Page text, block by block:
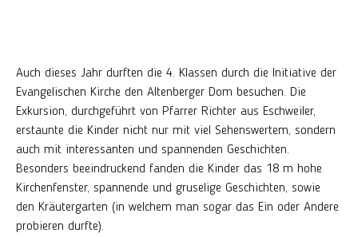
Auch dieses Jahr durften die 4. Klassen durch die Initiative der
Evangelischen Kirche den Altenberger Dom besuchen. Die
Exkursion, durchgeführt von Pfarrer Richter aus Eschweiler,
erstaunte die Kinder nicht nur mit viel Sehenswertem, sondern
auch mit interessanten und spannenden Geschichten.
Besonders beeindruckend fanden die Kinder das 18 m hohe
Kirchenfenster, spannende und gruselige Geschichten, sowie
den Kräutergarten (in welchem man sogar das Ein oder Andere
probieren durfte).